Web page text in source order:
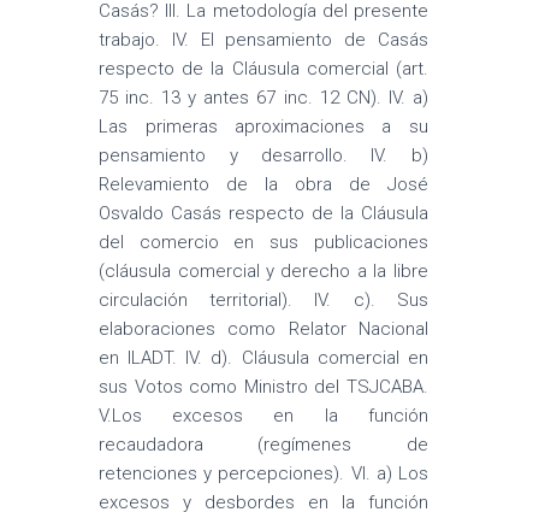
Casás? III. La metodología del presente
trabajo. IV. El pensamiento de Casás
respecto de la Cláusula comercial (art.
75 inc. 13 y antes 67 inc. 12 CN). IV. a)
Las primeras aproximaciones a su
pensamiento y desarrollo. IV. b)
Relevamiento de la obra de José
Osvaldo Casás respecto de la Cláusula
del comercio en sus publicaciones
(cláusula comercial y derecho a la libre
circulación territorial). IV. c). Sus
elaboraciones como Relator Nacional
en ILADT. IV. d). Cláusula comercial en
sus Votos como Ministro del TSJCABA.
V.Los excesos en la función
recaudadora (regímenes de
retenciones y percepciones). VI. a) Los
excesos y desbordes en la función